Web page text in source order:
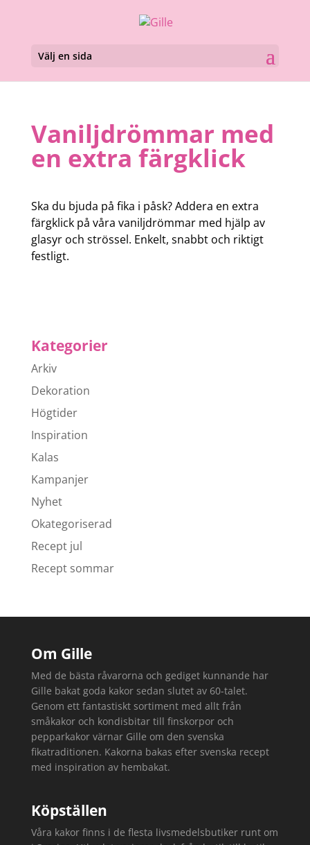
Välj en sida
Vaniljdrömmar med
en extra färgklick
Ska du bjuda på fika i påsk? Addera en extra
färgklick på våra vaniljdrömmar med hjälp av
glasyr och strössel. Enkelt, snabbt och riktigt
festligt.
Kategorier
Arkiv
Dekoration
Högtider
Inspiration
Kalas
Kampanjer
Nyhet
Okategoriserad
Recept jul
Recept sommar
Om Gille
Med de bästa råvarorna och gediget kunnande har
Gille bakat goda kakor sedan slutet av 60-talet.
Genom ett fantastiskt sortiment med allt från
småkakor och kondisbitar till finskorpor och
pepparkakor värnar Gille om den svenska
fikatraditionen. Kakorna bakas efter svenska recept
med inspiration av hembakat.
Köpställen
Våra kakor finns i de flesta livsmedelsbutiker runt om